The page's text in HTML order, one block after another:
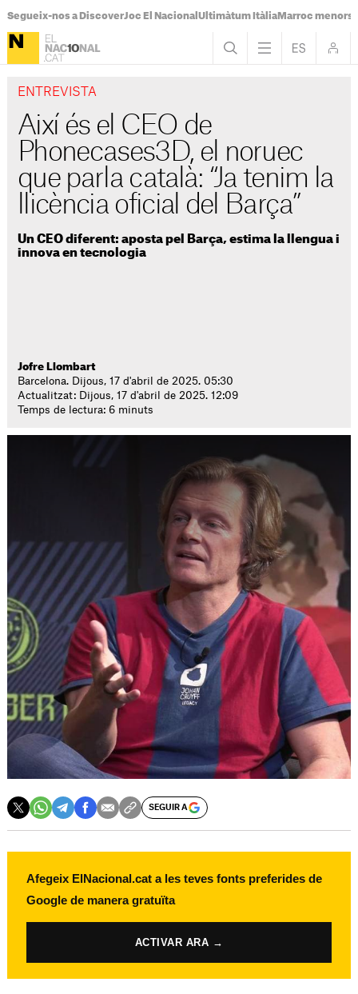
Segueix-nos a DiscoverJoc El Nacional Ultimàtum ItàliaMarroc menors
ENTREVISTA
Així és el CEO de
Phonecases3D, el noruec
que parla català: “Ja tenim la
llicència oficial del Barça”
Un CEO diferent: aposta pel Barça, estima la llengua i
innova en tecnologia
Jofre Llombart
Barcelona. Dijous, 17 d'abril de 2025. 05:30
Actualitzat: Dijous, 17 d'abril de 2025. 12:09
Temps de lectura: 6 minuts
SEGUIR A
Afegeix ElNacional.cat a les teves fonts preferides de
Google de manera gratuïta
ACTIVAR ARA →